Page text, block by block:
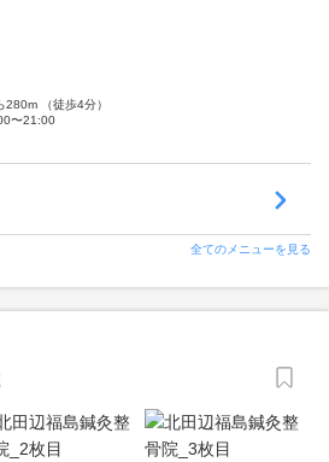
（徒歩4分）
〜21:00
全てのメニューを見る